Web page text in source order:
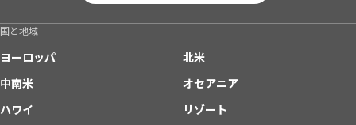
国と地域
ヨーロッパ
北米
中南米
オセアニア
ハワイ
リゾート